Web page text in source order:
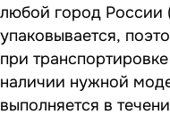
любой город России
упаковывается,
при
наличии нужной
выполняется в